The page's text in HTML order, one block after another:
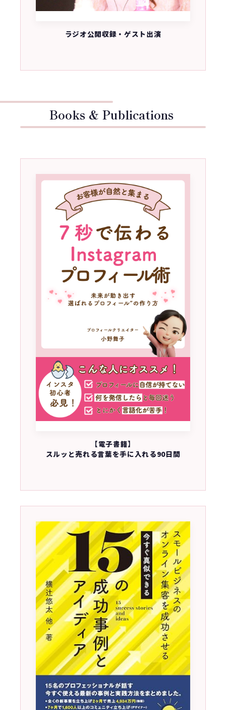
ラジオ公開収録・ゲスト出演
Books & Publications
【電子書籍】
スルッと売れる言葉を手に入れる90日間